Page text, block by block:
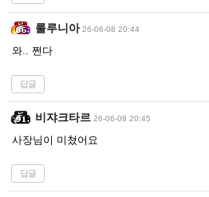
룰루니아 26-06-08 20:44
와.. 쩐다
답글
비쟈크타르 26-06-08 20:45
사장님이 미쳤어요
답글